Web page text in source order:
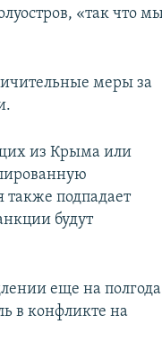
«так что
меры за
из Крыма или
подпадает
будут
еще на полгода
в конфликте на